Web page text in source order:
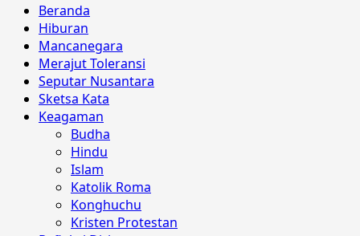
Beranda
Hiburan
Mancanegara
Merajut Toleransi
Seputar Nusantara
Sketsa Kata
Keagaman
Budha
Hindu
Islam
Katolik Roma
Konghuchu
Kristen Protestan